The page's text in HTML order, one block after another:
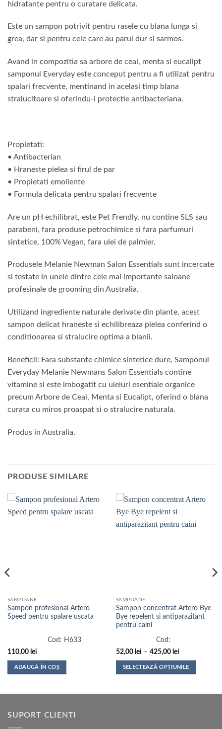
hidratante pentru o curatare delicata.
Este un sampon potrivit pentru rasele cu blana lunga si
grea, dar si pentru cele care au parul dur si sarmos.
Avand in compozitia sa arbore de ceai, menta si eucalipt
samponul Everyday este conceput pentru a fi utilizat pentru
spalari frecvente, mentinand in acelasi timp blana
stralucitoare si oferindu-i protectie antibacteriana.
Propietati:
• Antibacterian
• Hraneste pielea si firul de par
• Propietati emoliente
• Formula delicata pentru spalari frecvente
Are un pH echilibrat, este Pet Frendly, nu contine SLS sau
parabeni, fara produse petrochimice si fara parfumuri
sintetice, 100% Vegan, fara ulei de palmier.
Produsele Melanie Newman Salon Essentials sunt incercate
si testate in unele dintre cele mai importante saloane
profesinale de grooming din Australia.
Utilizand ingrediente naturale derivate din plante, acest
sampon delicat hraneste si echilibreaza pielea conferind o
conditionarea si stralucire optima a blanii.
Beneficii: Fara substante chimice sintetice dure, Samponul
Everyday Melanie Newmans Salon Essentials contine
vitamine si este imbogatit cu uleiuri esentiale organice
precum Arbore de Ceai, Menta si Eucalipt, oferind o blana
curata cu miros proaspat si o stralucire naturala.
Produs in Australia.
PRODUSE SIMILARE
SAMPOANE
Sampon profesional Artero
Speed pentru spalare uscata
Cod: H633
110,00 lei
ADAUGĂ ÎN COȘ
SAMPOANE
Sampon concentrat Artero Bye
Bye repelent si antiparazitant
pentru caini
Cod:
52,00 lei – 425,00 leiInterval
prețuri:
52,00 lei
SELECTEAZĂ OPȚIUNILE
SUPORT CLIENTI